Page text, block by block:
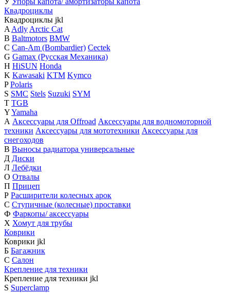
Квадроциклы
Квадроциклы jkl
A Adly Arctic Cat
B Baltmotors BMW
C Can-Am (Bombardier) Cectek
G Gamax (Русская Механика)
H HiSUN Honda
K Kawasaki KTM Kymco
P Polaris
S SMC Stels Suzuki SYM
T TGB
YYamaha
А Аксессуары для Offroad Аксессуары для водномоторной
техники Аксессуары для мототехники Аксессуары для
снегоходов
В Выносы радиатора универсальные
Д Диски
Л Лебёдки
О Отвалы
П Прицеп
Р Расширители колесных арок
С Ступичные (колесные) проставки
Ф Фаркопы/ аксессуары
Х Хомут для трубы
Коврики
Коврики jkl
Б Багажник
С Салон
Крепление для техники
Крепление для техники jkl
S Superclamp